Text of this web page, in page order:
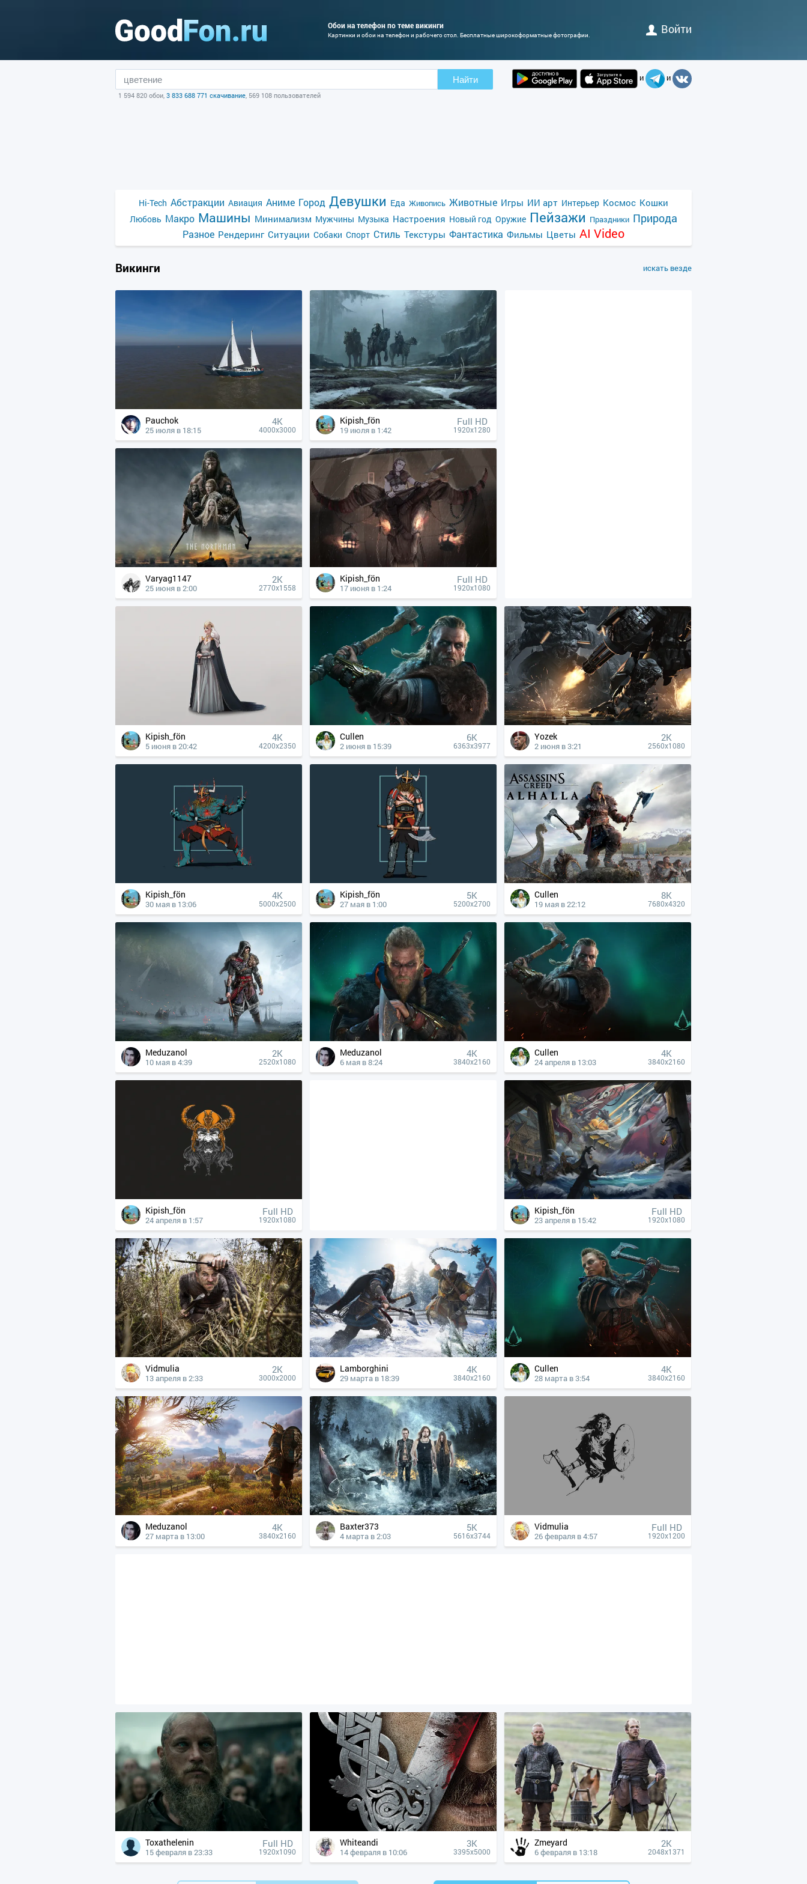
Обои на телефон по теме викинги
Картинки и обои на телефон и рабочего стол. Бесплатные широкоформатные фотографии. Войти
Найти
1 594 820 обои, 3 833 688 771 скачивание, 569 108 пользователей
и и
Hi-Tech Абстракции Авиация Аниме Город Девушки Еда Живопись Животные Игры ИИ арт Интерьер Космос Кошки
Любовь Макро Машины Минимализм Мужчины Музыка Настроения Новый год Оружие Пейзажи Праздники Природа
Разное Рендеринг Ситуации Собаки Спорт Стиль Текстуры Фантастика Фильмы Цветы AI Video
Викинги искать везде
Pauchok
25 июля в 18:15
4К
4000x3000
Kipish_fön
19 июля в 1:42
Full HD
1920x1280
Varyag1147
25 июня в 2:00
2K
2770x1558
Kipish_fön
17 июня в 1:24
Full HD
1920x1080
Kipish_fön
5 июня в 20:42
4К
4200x2350
Cullen
2 июня в 15:39
6K
6363x3977
Yozek
2 июня в 3:21
2K
2560x1080
Kipish_fön
30 мая в 13:06
4К
5000x2500
Kipish_fön
27 мая в 1:00
5K
5200x2700
Cullen
19 мая в 22:12
8K
7680x4320
Meduzanol
10 мая в 4:39
2K
2520x1080
Meduzanol
6 мая в 8:24
4К
3840x2160
Cullen
24 апреля в 13:03
4К
3840x2160
Kipish_fön
24 апреля в 1:57
Full HD
1920x1080
Kipish_fön
23 апреля в 15:42
Full HD
1920x1080
Vidmulia
13 апреля в 2:33
2K
3000x2000
Lamborghini
29 марта в 18:39
4К
3840x2160
Cullen
28 марта в 3:54
4К
3840x2160
Meduzanol
27 марта в 13:00
4К
3840x2160
Baxter373
4 марта в 2:03
5K
5616x3744
Vidmulia
26 февраля в 4:57
Full HD
1920x1200
Toxathelenin
15 февраля в 23:33
Full HD
1920x1090
Whiteandi
14 февраля в 10:06
3K
3395x5000
Zmeyard
6 февраля в 13:18
2K
2048x1371